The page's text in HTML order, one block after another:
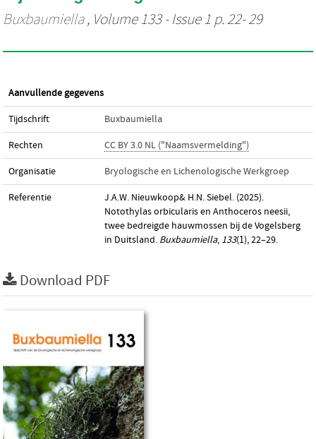
Buxbaumiella, Volume 133 - Issue 1 p. 22- 29
Aanvullende gegevens
Tijdschrift Buxbaumiella
Rechten CC BY 3.0 NL ("Naamsvermelding")
Organisatie Bryologische en Lichenologische Werkgroep
Referentie
J.A.W. Nieuwkoop& H.N. Siebel. (2025).
Notothylas orbicularis en Anthoceros neesii,
twee bedreigde hauwmossen bij de Vogelsberg
in Duitsland. Buxbaumiella, 133(1), 22–29.
Download PDF